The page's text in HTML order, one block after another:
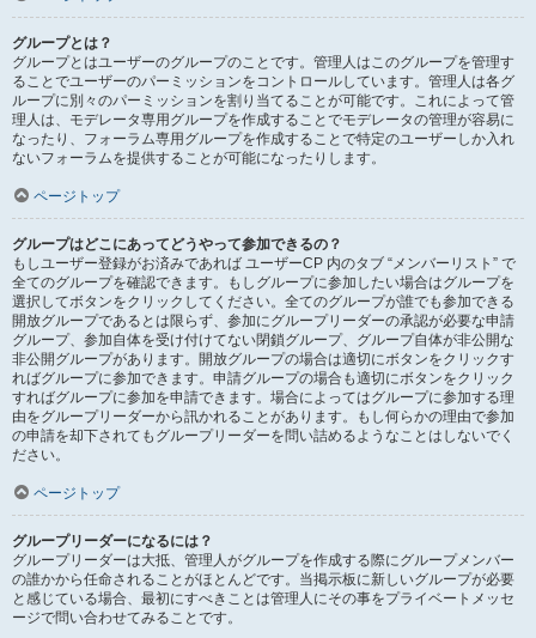
グループとは？
グループとはユーザーのグループのことです。管理人はこのグループを管理す
ることでユーザーのパーミッションをコントロールしています。管理人は各グ
ループに別々のパーミッションを割り当てることが可能です。これによって管
理人は、モデレータ専用グループを作成することでモデレータの管理が容易に
なったり、フォーラム専用グループを作成することで特定のユーザーしか入れ
ないフォーラムを提供することが可能になったりします。
ページトップ
グループはどこにあってどうやって参加できるの？
もしユーザー登録がお済みであれば ユーザーCP 内のタブ “メンバーリスト” で
全てのグループを確認できます。もしグループに参加したい場合はグループを
選択してボタンをクリックしてください。全てのグループが誰でも参加できる
開放グループであるとは限らず、参加にグループリーダーの承認が必要な申請
グループ、参加自体を受け付けてない閉鎖グループ、グループ自体が非公開な
非公開グループがあります。開放グループの場合は適切にボタンをクリックす
ればグループに参加できます。申請グループの場合も適切にボタンをクリック
すればグループに参加を申請できます。場合によってはグループに参加する理
由をグループリーダーから訊かれることがあります。もし何らかの理由で参加
の申請を却下されてもグループリーダーを問い詰めるようなことはしないでく
ださい。
ページトップ
グループリーダーになるには？
グループリーダーは大抵、管理人がグループを作成する際にグループメンバー
の誰かから任命されることがほとんどです。当掲示板に新しいグループが必要
と感じている場合、最初にすべきことは管理人にその事をプライベートメッセ
ージで問い合わせてみることです。